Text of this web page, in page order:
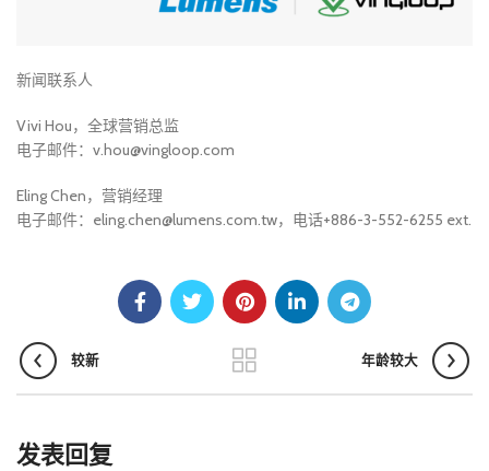
新闻联系人
Vivi Hou，全球营销总监
电子邮件：v.hou@vingloop.com
Eling Chen，营销经理
电子邮件：eling.chen@lumens.com.tw，电话+886-3-552-6255 ext.
较新 年龄较大
发表回复